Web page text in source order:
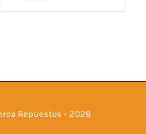
Repuestos - 2026